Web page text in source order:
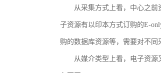
从采集方式上看，中心之
子资源有以印本方式订购的E-
购的数据库资源等，需要对不同
从媒介类型上看，电子资源